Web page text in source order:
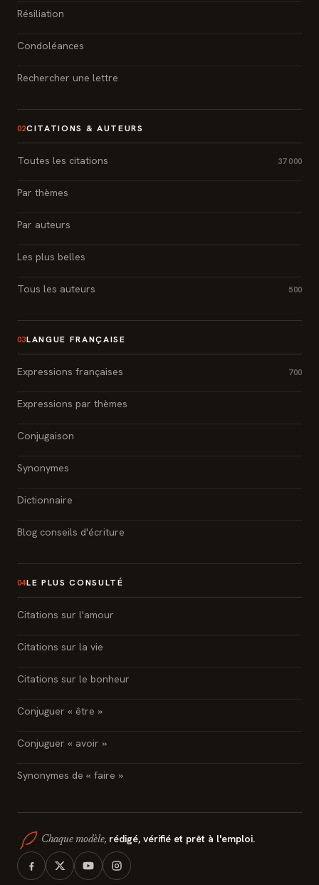
Résiliation
Condoléances
Rechercher une lettre
02CITATIONS & AUTEURS
Toutes les citations 37 000
Par thèmes
Par auteurs
Les plus belles
Tous les auteurs 500
03LANGUE FRANÇAISE
Expressions françaises 700
Expressions par thèmes
Conjugaison
Synonymes
Dictionnaire
Blog conseils d'écriture
04LE PLUS CONSULTÉ
Citations sur l'amour
Citations sur la vie
Citations sur le bonheur
Conjuguer « être »
Conjuguer « avoir »
Synonymes de « faire »
Chaque modèle, rédigé, vérifié et prêt à l'emploi.